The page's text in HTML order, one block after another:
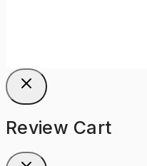
Review Cart